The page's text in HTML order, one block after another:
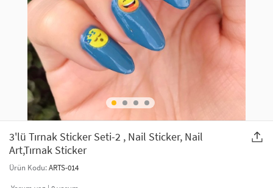
SAÇ AKSESUARLARI
GELİN / DÜĞÜN AKSESUARLARI
TELEFON ASKISI
MAKYAJ ÇANTASI
ŞAL VE FULAR
ODA KOKUSU VE MUM
PARTİ SÜSLERİ
YILBAŞI ÜRÜNLERİ
KULLAN AT TABAK BARDAK SETİ
3'lü Tırnak Sticker Seti-2 , Nail Sticker, Nail
Art,Tırnak Sticker
Ürün Kodu:ARTS-014